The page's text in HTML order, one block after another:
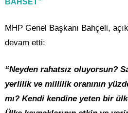
BAHSET”
MHP Genel Başkanı Bahçeli,
devam etti:
“Neyden rahatsız oluyorsun?
yerlilik ve millilik oranının
mı? Kendi kendine yeten bir